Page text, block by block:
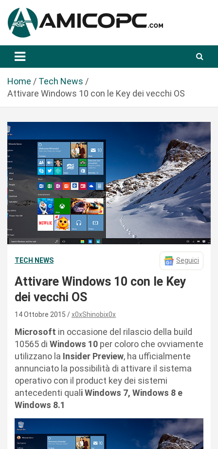
a
Amicopc.com
Home
Tech News
Attivare Windows 10 con le Key dei vecchi OS
TECH NEWS Seguici
Attivare Windows 10 con le Key
dei vecchi OS
14 Ottobre 2015 x0xShinobix0x
Microsoft in occasione del rilascio della build
10565 di Windows 10 per coloro che ovviamente
utilizzano la Insider Preview, ha ufficialmente
annunciato la possibilità di attivare il sistema
operativo con il product key dei sistemi
antecedenti quali Windows 7, Windows 8 e
Windows 8.1